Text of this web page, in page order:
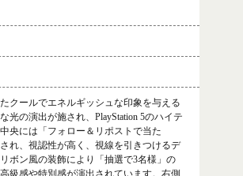
クールでエネルギッシュな印象を与える
光の演出が施され、PlayStation 5のハイテ
央には「フォロー＆リポストで当た
れ、視認性が高く、視線を引きつけるデ
ボン風の装飾により「抽選で3名様」の